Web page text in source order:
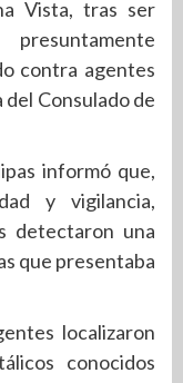
Vista, tras ser
contra agentes
Consulado de
informó que,
y vigilancia,
detectaron una
que presentaba
localizaron
conocidos